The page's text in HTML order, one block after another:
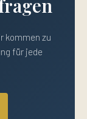
kommen zu
für jede